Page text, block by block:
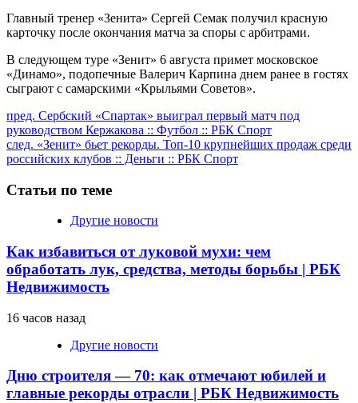
Главный тренер «Зенита» Сергей Семак получил красную
карточку после окончания матча за споры с арбитрами.
В следующем туре «Зенит» 6 августа примет московское
«Динамо», подопечные Валерич Карпина днем ранее в гостях
сыграют с самарскими «Крыльями Советов».
Продолжить
чтение
пред. Сербский «Спартак» выиграл первый матч под
руководством Кержакова :: Футбол :: РБК Спорт
след. «Зенит» бьет рекорды. Топ-10 крупнейших продаж среди
российских клубов :: Деньги :: РБК Спорт
Статьи по теме
Другие новости
Как избавиться от луковой мухи: чем
обработать лук, средства, методы борьбы | РБК
Недвижимость
16 часов назад
Другие новости
Дню строителя — 70: как отмечают юбилей и
главные рекорды отрасли | РБК Недвижимость